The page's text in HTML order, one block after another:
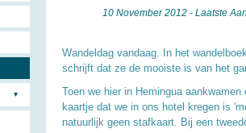
10 November 2012 - Laatste
Wandeldag vandaag. In het
schrijft dat ze de mooiste is van het
Toen we hier in Hemingua
kaartje dat we in ons hotel kregen is
natuurlijk geen stafkaart. Bij een